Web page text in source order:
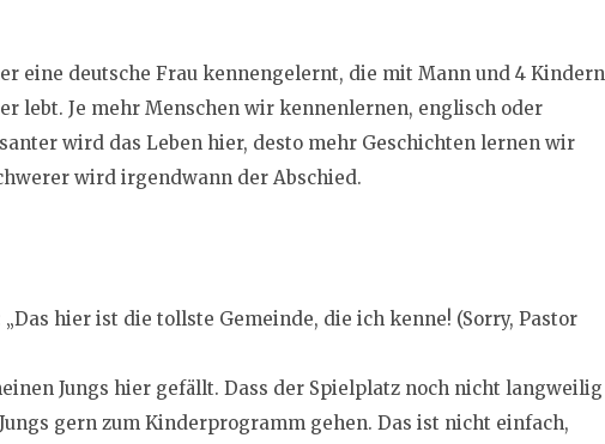
eine deutsche Frau kennengelernt, die mit Mann und 4 Kindern
lebt. Je mehr Menschen wir kennenlernen, englisch oder
wird das Leben hier, desto mehr Geschichten lernen wir
wird irgendwann der Abschied.
hier ist die tollste Gemeinde, die ich kenne! (Sorry, Pastor
Jungs hier gefällt. Dass der Spielplatz noch nicht langweilig
gern zum Kinderprogramm gehen. Das ist nicht einfach,